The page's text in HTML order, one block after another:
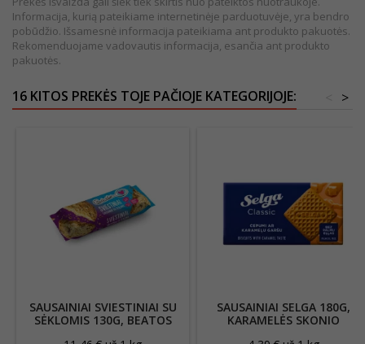
Informacija, kurią pateikiame internetinėje parduotuvėje, yra bendro
pobūdžio. Išsamesnė informacija pateikiama ant produkto pakuotės.
Rekomenduojame vadovautis informacija, esančia ant produkto
pakuotės.
16 KITOS PREKĖS TOJE PAČIOJE KATEGORIJOJE: >
SAUSAINIAI SVIESTINIAI SU
SĖKLOMIS 130G, BEATOS
SAUSAINIAI SELGA 180G,
KARAMELĖS SKONIO